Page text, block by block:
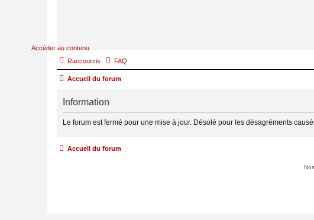
Accéder au contenu
Raccourcis FAQ
Accueil du forum
Information
Le forum est fermé pour une mise à jour. Désolé pour les désagréments
Accueil du forum